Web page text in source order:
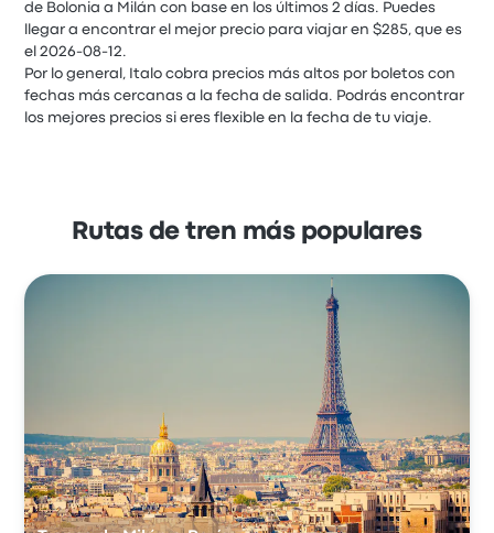
de Bolonia a Milán con base en los últimos 2 días. Puedes
llegar a encontrar el mejor precio para viajar en $285, que es
el 2026-08-12.
Por lo general, Italo cobra precios más altos por boletos con
fechas más cercanas a la fecha de salida. Podrás encontrar
los mejores precios si eres flexible en la fecha de tu viaje.
Rutas de tren más populares